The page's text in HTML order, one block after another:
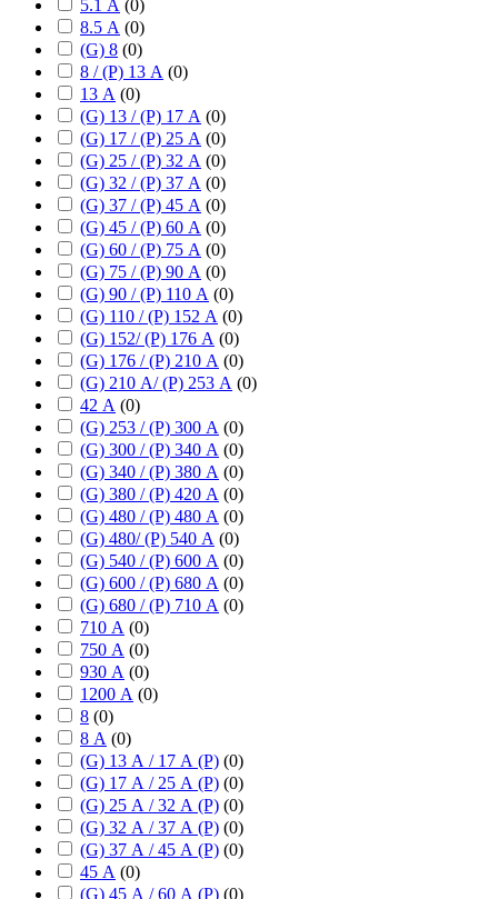
5.1 А (0)
8.5 А (0)
(G) 8 (0)
8 / (P) 13 А (0)
13 А (0)
(G) 13 / (P) 17 А (0)
(G) 17 / (P) 25 А (0)
(G) 25 / (P) 32 А (0)
(G) 32 / (P) 37 А (0)
(G) 37 / (P) 45 А (0)
(G) 45 / (P) 60 А (0)
(G) 60 / (P) 75 А (0)
(G) 75 / (P) 90 А (0)
(G) 90 / (P) 110 А (0)
(G) 110 / (P) 152 А (0)
(G) 152/ (P) 176 А (0)
(G) 176 / (P) 210 А (0)
(G) 210 А/ (P) 253 А (0)
42 А (0)
(G) 253 / (P) 300 А (0)
(G) 300 / (P) 340 А (0)
(G) 340 / (P) 380 А (0)
(G) 380 / (P) 420 А (0)
(G) 480 / (P) 480 А (0)
(G) 480/ (P) 540 А (0)
(G) 540 / (P) 600 А (0)
(G) 600 / (P) 680 А (0)
(G) 680 / (P) 710 А (0)
710 А (0)
750 А (0)
930 А (0)
1200 А (0)
8 (0)
8 А (0)
(G) 13 А / 17 А (P) (0)
(G) 17 А / 25 А (P) (0)
(G) 25 А / 32 А (P) (0)
(G) 32 А / 37 А (P) (0)
(G) 37 А / 45 А (P) (0)
45 А (0)
(G) 45 А / 60 А (P) (0)